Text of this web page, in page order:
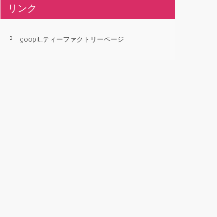
リンク
goopit_ティーファクトリーページ